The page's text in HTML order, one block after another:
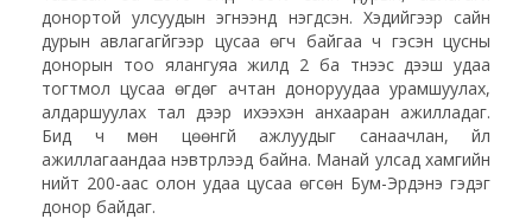
донортой улсуудын эгнээнд нэгдсэн. Хэдийгээр сайн
дурын авлагагүйгээр цусаа өгч байгаа ч гэсэн цусны
донорын тоо ялангуяа жилд 2 ба түүнээс дээш удаа
тогтмол цусаа өгдөг ачтан доноруудаа урамшуулах,
алдаршуулах тал дээр ихээхэн анхааран ажилладаг.
Бид ч мөн цөөнгүй ажлуудыг санаачлан, үйл
ажиллагаандаа нэвтрүүлээд байна. Манай улсад хамгийн
нийт 200-аас олон удаа цусаа өгсөн Бум-Эрдэнэ гэдэг
донор байдаг.